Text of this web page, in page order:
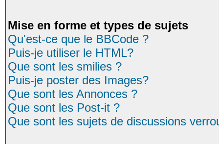
Mise en forme et types de sujets
Qu'est-ce que le BBCode ?
Puis-je utiliser le HTML?
Que sont les smilies ?
Puis-je poster des Images?
Que sont les Annonces ?
Que sont les Post-it ?
Que sont les sujets de discussions